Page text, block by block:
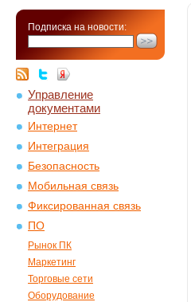
Подписка на новости:
Управление
документами
Интернет
Интеграция
Безопасность
Мобильная связь
Фиксированная связь
ПО
Рынок ПК
Маркетинг
Торговые сети
Оборудование